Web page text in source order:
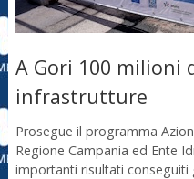
A Gori 100 milioni
infrastrutture
Prosegue il programma
Regione Campania ed Ente
importanti risultati conseguiti